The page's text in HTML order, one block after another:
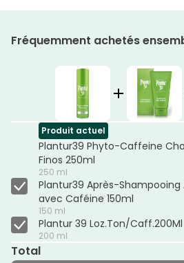
Fréquemment achetés
Produit actuel
Plantur39 Phyto-Caffeine
Finos 250ml
250 ml
Plantur39 Après-
avec Caféine 150ml
150 ml
Plantur 39 Loz.Ton/Caff.200Ml
200 ml
Total